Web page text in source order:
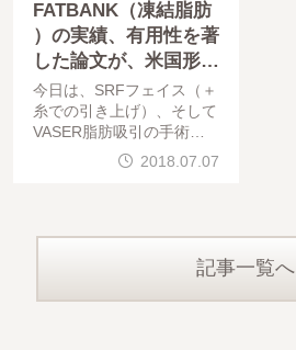
FATBANK（凍結脂肪
）の実績、有用性を著
した論文が、米国形成
外科学会誌に掲載され
ました。
今日は、SRFフェイス（＋
糸での引き上げ）、そして
VASER脂肪吸引の手術で
した。手術は問題なく終わ
っています。お疲れ様でし
著した論文の紹介
2018.07.07
記事一覧へ